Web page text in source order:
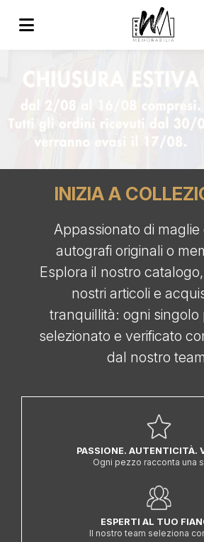
INIZIA A
Appassionato di maglie
autografi originali o
Esplora il nostro
nostri articoli e
tranquillità: ogni singolo
selezionato e verificato
dal nostro
PASSIONE. AUTENTICITÀ.
Ogni pezzo racconta una
ESPERTI AL TUO
Il nostro team seleziona